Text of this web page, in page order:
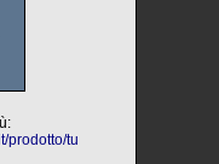
prodotto/tu